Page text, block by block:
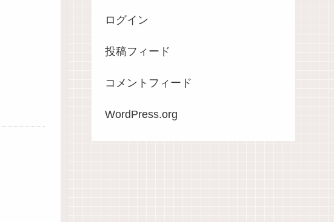
ログイン
投稿フィード
コメントフィード
WordPress.org